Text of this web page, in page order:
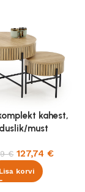
kahest,
must
€ 127,74 €
Lisa korvi